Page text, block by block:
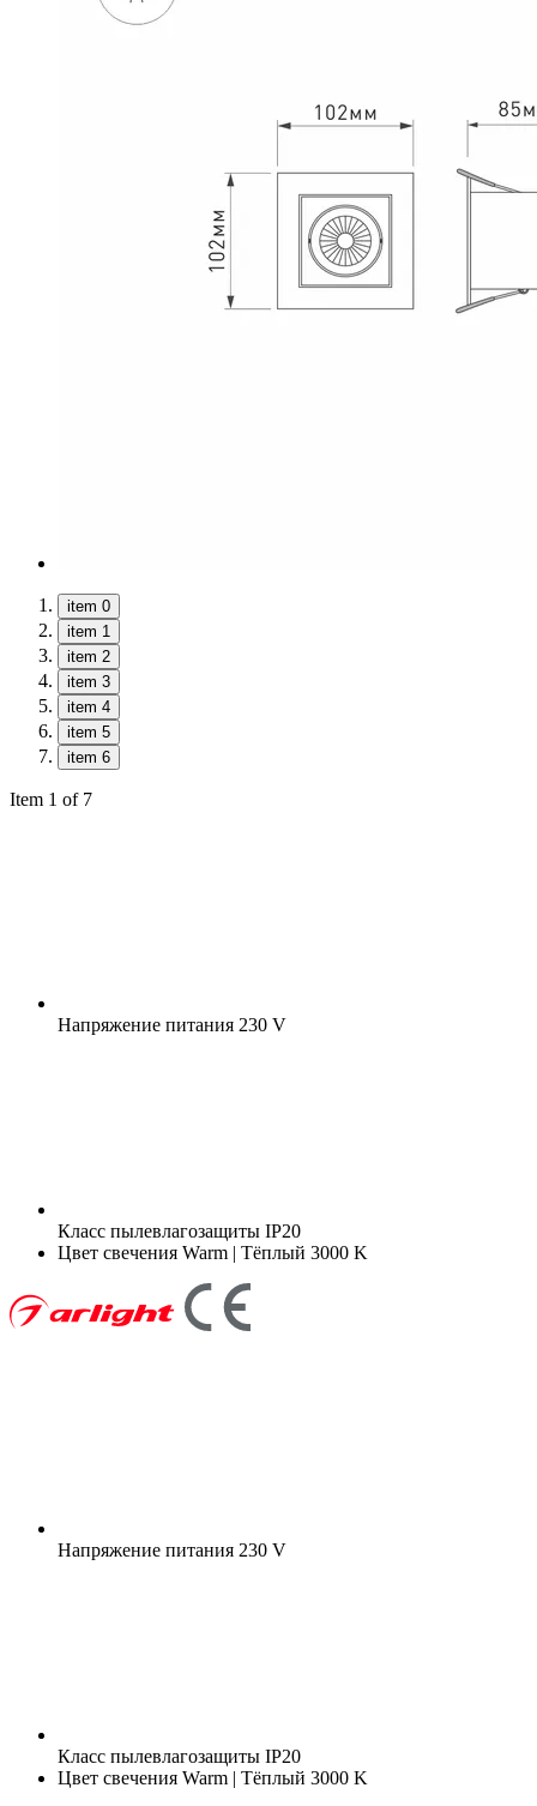
item 0
item 1
item 2
item 3
item 4
item 5
item 6
Item 1 of 7
Напряжение питания 230 V
Класс пылевлагозащиты IP20
Цвет свечения Warm | Тёплый 3000 K
Напряжение питания 230 V
Класс пылевлагозащиты IP20
Цвет свечения Warm | Тёплый 3000 K